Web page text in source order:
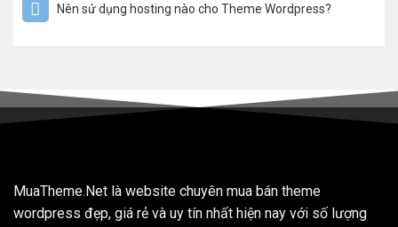
Nên sử dụng hosting nào cho Theme Wordpress?
MuaTheme.Net là website chuyên mua bán theme
wordpress đẹp, giá rẻ và uy tín nhất hiện nay với số lượng